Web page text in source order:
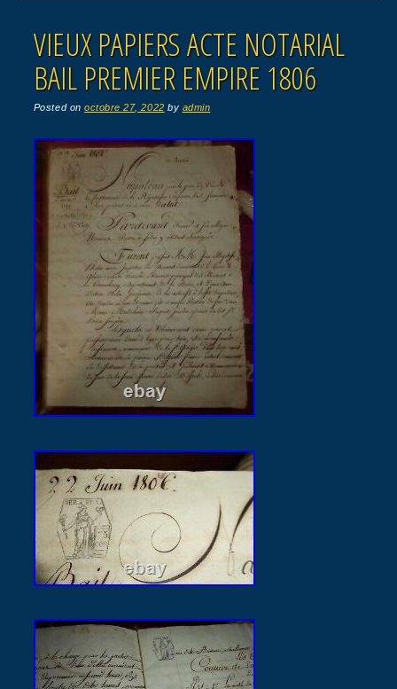
VIEUX PAPIERS ACTE NOTARIAL
BAIL PREMIER EMPIRE 1806
Posted onoctobre 27, 2022 by admin